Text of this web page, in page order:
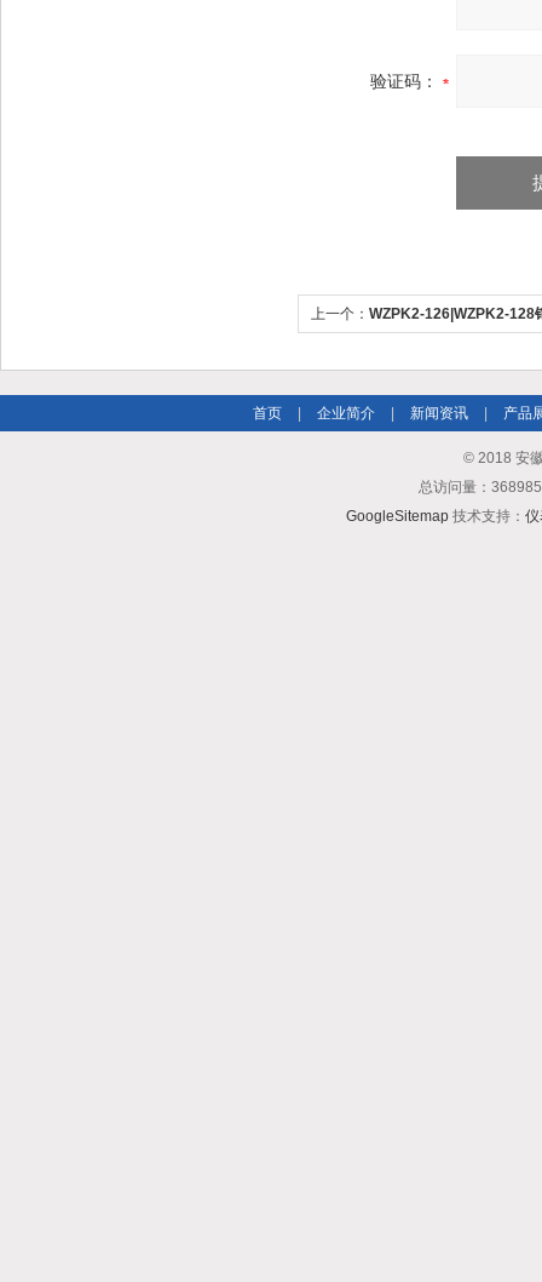
验证码：
上一个： WZPK2-126|WZPK2-128
首页 企业简介 新闻资讯 产品
© 2018 安
总访问量：
GoogleSitemap技术支持： 仪